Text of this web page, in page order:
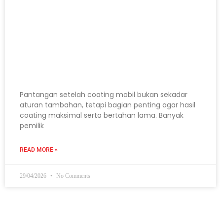
Pantangan setelah coating mobil bukan sekadar
aturan tambahan, tetapi bagian penting agar hasil
coating maksimal serta bertahan lama. Banyak
pemilik
READ MORE »
29/04/2026 No Comments